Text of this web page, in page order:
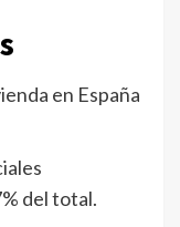
en España
del total.